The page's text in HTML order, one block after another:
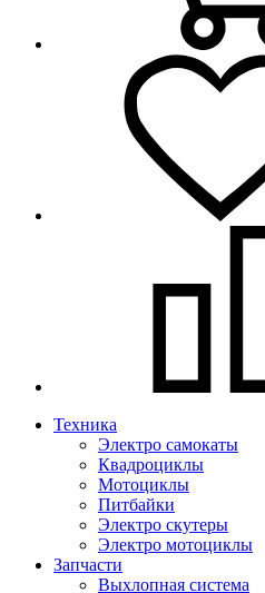
Техника
Электро самокаты
Квадроциклы
Мотоциклы
Питбайки
Электро скутеры
Электро мотоциклы
Запчасти
Выхлопная система